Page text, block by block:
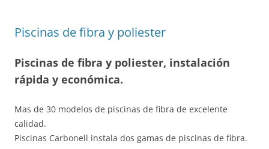
Piscinas de fibra y poliester
Piscinas de fibra y poliester, instalación
rápida y económica.
Mas de 30 modelos de piscinas de fibra de excelente
calidad.
Piscinas Carbonell instala dos gamas de piscinas de fibra.